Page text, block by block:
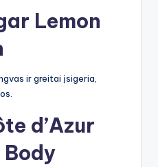
Lemon
ir greitai įsigeria,
d’Azur